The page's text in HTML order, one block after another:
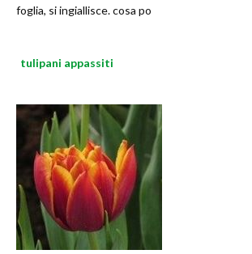
foglia, si ingiallisce. cosa po
tulipani appassiti